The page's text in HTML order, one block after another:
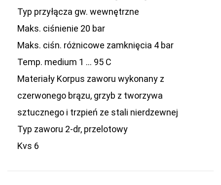
Typ przyłącza gw. wewnętrzne
Maks. ciśnienie 20 bar
Maks. ciśn. różnicowe zamknięcia 4 bar
Temp. medium 1 … 95 C
Materiały Korpus zaworu wykonany z
czerwonego brązu, grzyb z tworzywa
sztucznego i trzpień ze stali nierdzewnej
Typ zaworu 2-dr, przelotowy
Kvs 6